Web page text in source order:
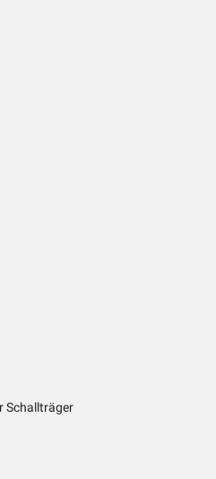
Schallträger